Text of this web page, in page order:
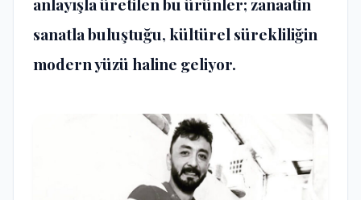
anlayışla üretilen bu ürünler; zanaatin
sanatla buluştuğu, kültürel sürekliliğin
modern yüzü haline geliyor.